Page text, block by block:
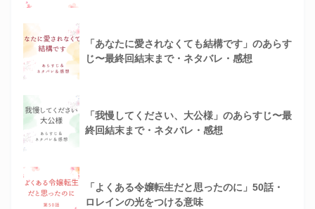
「あなたに愛されなくても結構です」のあらす
じ〜最終回結末まで・ネタバレ・感想
「我慢してください、大公様」のあらすじ〜最
終回結末まで・ネタバレ・感想
「よくある令嬢転生だと思ったのに」50話・
ロレインの光をつける意味